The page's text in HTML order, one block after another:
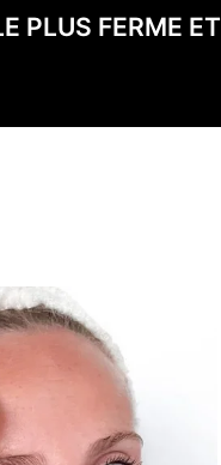
PLUS FERME ET